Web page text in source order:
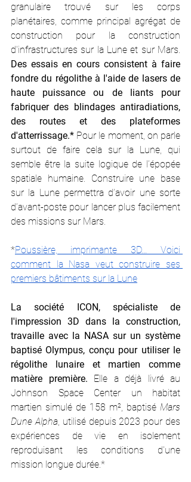
granulaire trouvé sur les corps
planétaires, comme principal agrégat de
construction pour la construction
Des essais en cours consistent à faire
fondre du régolithe à l'aide de lasers de
haute puissance ou de liants pour
fabriquer des blindages antiradiations,
des routes et des plateformes
d'atterrissage.* Pour le moment, on parle
surtout de faire cela sur la Lune, qui
semble être la suite logique de l’épopée
spatiale humaine. Construire une base
sur la Lune permettra d’avoir une sorte
d’avant-poste pour lancer plus facilement
des missions sur Mars.
*Poussière, imprimante 3D… Voici
comment la Nasa veut construire ses
premiers bâtiments sur la Lune
La société ICON, spécialiste de
l'impression 3D dans la construction,
travaille avec la NASA sur un système
baptisé Olympus, conçu pour utiliser le
régolithe lunaire et martien comme
matière première. Elle a déjà livré au
Johnson Space Center un habitat
martien simulé de 158 m², baptisé Mars
Dune Alpha, utilisé depuis 2023 pour des
expériences de vie en isolement
reproduisant les conditions d'une
mission longue durée.*